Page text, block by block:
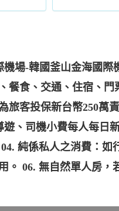
機場-韓國釜山金海國際
餐食、交通、住宿、
旅客投保新台幣250萬
遊、司機小費每人每日
純係私人之消費：如
。 06. 無自然單人房，